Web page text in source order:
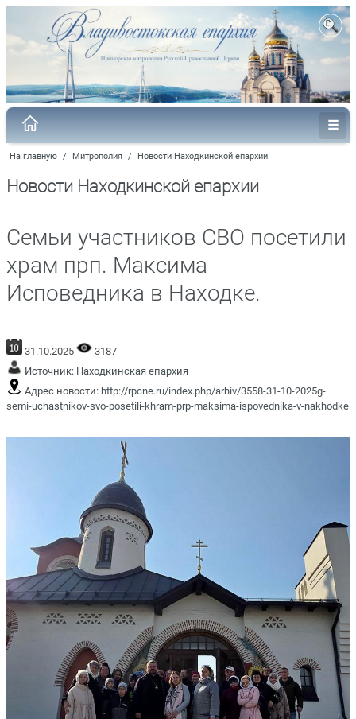
На главную / Митрополия / Новости Находкинской епархии
Новости Находкинской епархии
Семьи участников СВО посетили
храм прп. Максима
Исповедника в Находке.
31.10.2025
3187
Источник: Находкинская епархия
Адрес новости: http://rpcne.ru/index.php/arhiv/3558-31-10-2025g-
semi-uchastnikov-svo-posetili-khram-prp-maksima-ispovednika-v-nakhodke